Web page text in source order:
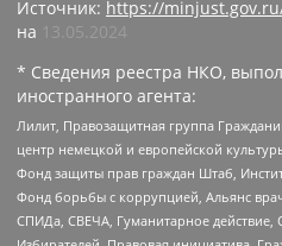
Источник: https://
на
13.05.2024
* Сведения реестра НКО,
иностранного агента:
Лилит, Правозащитная группа
центр немецкой и европейской
Фонд защиты прав граждан Штаб,
Фонд борьбы с коррупцией, Альянс
СПИДа, СВЕЧА, Гуманитарное действие,